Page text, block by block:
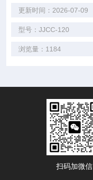
更新时间：2026-07-09
型号：JJCC-120
浏览量：1184
扫码加微信